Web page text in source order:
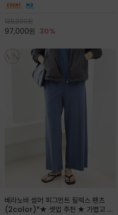
단 스토퍼 디테일로 핏 조절이 가능해 실용적/바
가볍게 비치는 세련된후드
139,000원
97,000원 30%
베라노바 썸머 피그먼트 릴렉스 팬츠
(2color)*★ 셋업 추천 ★ 가볍고 부